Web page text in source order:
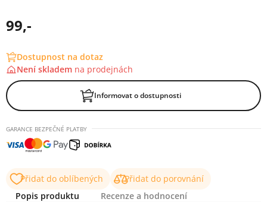
99,-
Dostupnost na dotaz
Není skladem na prodejnách
Informovat o dostupnosti
GARANCE BEZPEČNÉ PLATBY
Přidat do oblíbených
Přidat do porovnání
Popis produktu
Recenze a hodnocení